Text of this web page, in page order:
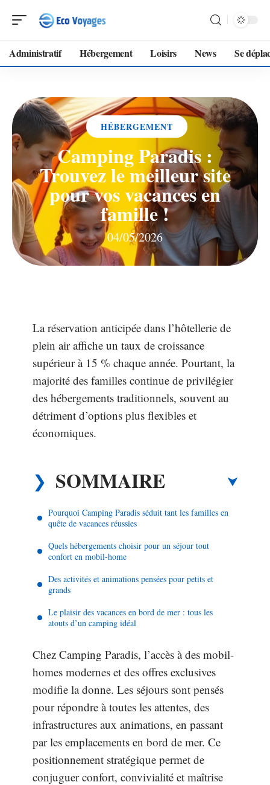
Administratif Hébergement Loisirs News Se
HÉBERGEMENT
Camping Paradis :
Trouvez le meilleur site
pour vos vacances en
famille !
04/05/2026
La réservation anticipée dans l’hôtellerie de
plein air affiche un taux de croissance
supérieur à 15 % chaque année. Pourtant, la
majorité des familles continue de privilégier
des hébergements traditionnels, souvent au
détriment d’options plus flexibles et
économiques.
SOMMAIRE
Pourquoi Camping Paradis séduit tant les familles en
quête de vacances réussies
Quels hébergements choisir pour un séjour tout
confort en mobil-home
Des activités et animations pensées pour petits et
grands
Le plaisir des vacances en bord de mer : tous les
atouts d’un camping idéal
Chez Camping Paradis, l’accès à des mobil-
homes modernes et des offres exclusives
modifie la donne. Les séjours sont pensés
pour répondre à toutes les attentes, des
infrastructures aux animations, en passant
par les emplacements en bord de mer. Ce
positionnement stratégique permet de
conjuguer confort, convivialité et maîtrise